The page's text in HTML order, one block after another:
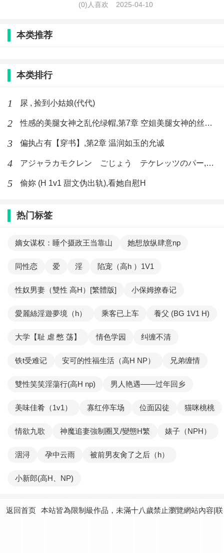
(0)人喜欢 2025-04-10
本类推荐
本类排行
1 尿 , 捡到小姑娘(代代)
2 性感的美腿女神之乱伦绿帽,第7章 空姐美腿女神的丝袜足交
3 偏执占有【穿书】,第2章 温润如玉的允诚
4 アジャラカモクレン ごじょう テケレッツのパー,【No. 42 Rube Goldberg Machine】十四
5 偷妳 (H 1v1 甜文伪出轨),看她自慰H
热门标签
嫡女谋权：睡个摄政王当靠山 她想放纵肆意np
同性恋 爱 淫 陷宠（高h ）1V1
性奴男妻（雙性 高H）[繁體版] 小保姆撩春记
愛麗絲淫遊夢境（h） 乘客已上车 養父 (BG 1V1 H)
大学【耻 虐 憋 荡】 情色学园 纠缠不清
铁t受难记 安可的性福生活（高H NP） 兄弟缠情
雙性笑笑淫蕩行(高H np) 男人艳遇——过年回乡
美味佳肴（1v1） 寡红停车场 位面囚徒 猫咪桃桃
情欲九歌 神魔追妻強制圈叉/變態H繁 婊子（NPH）
洇浔 孕中云雨 被前男友肏了之后（h）
小新郎(高H、NP)
返回首页 本站皆為限制級作品，未滿十八歲禁止瀏覽網站內容|联